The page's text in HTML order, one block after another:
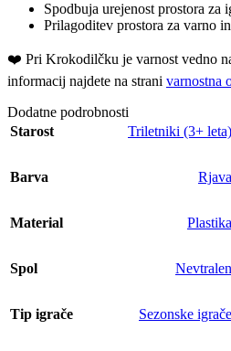
Spodbuja urejenost prostora za
Prilagoditev prostora za varno
❤️ ️Pri Krokodilčku je varnost vedno
informacij najdete na strani varnostna
Dodatne podrobnosti
Starost
Triletniki (3+ leta)
Barva Rjava
Material Plastika
Spol Nevtralen
Tip igrače Sezonske igrače